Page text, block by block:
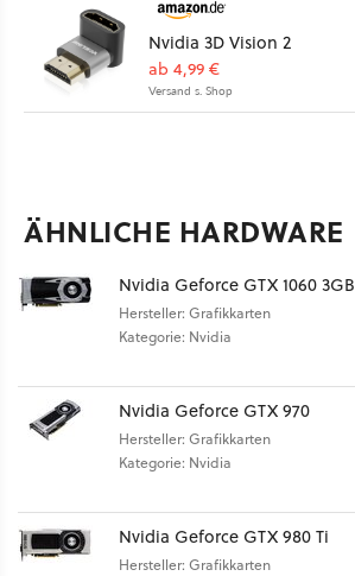
Nvidia 3D Vision 2
ab 4,99 €
Versand s. Shop
ÄHNLICHE HARDWARE
Nvidia Geforce GTX 1060 3GB
Hersteller: Grafikkarten
Kategorie: Nvidia
Nvidia Geforce GTX 970
Hersteller: Grafikkarten
Kategorie: Nvidia
Nvidia Geforce GTX 980 Ti
Hersteller: Grafikkarten